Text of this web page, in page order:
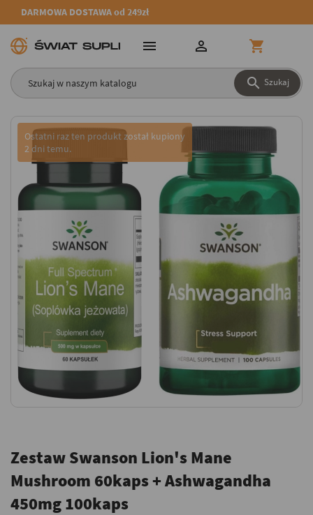
DARMOWA DOSTAWA od 249zł
 Szukaj
  
Zestaw Swanson Lion's Mane
Mushroom 60kaps + Ashwagandha
450mg 100kaps